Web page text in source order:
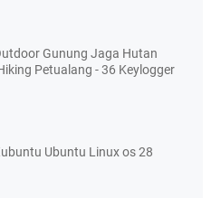
Gunung Jaga Hutan
Petualang - 36 Keylogger
Ubuntu Linux os 28